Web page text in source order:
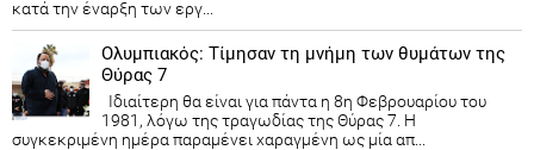
κατά την έναρξη των εργ...
Ολυμπιακός: Τίμησαν τη μνήμη των θυμάτων της
Θύρας 7
Ιδιαίτερη θα είναι για πάντα η 8η Φεβρουαρίου του
1981, λόγω της τραγωδίας της Θύρας 7. Η
συγκεκριμένη ημέρα παραμένει χαραγμένη ως μία απ...